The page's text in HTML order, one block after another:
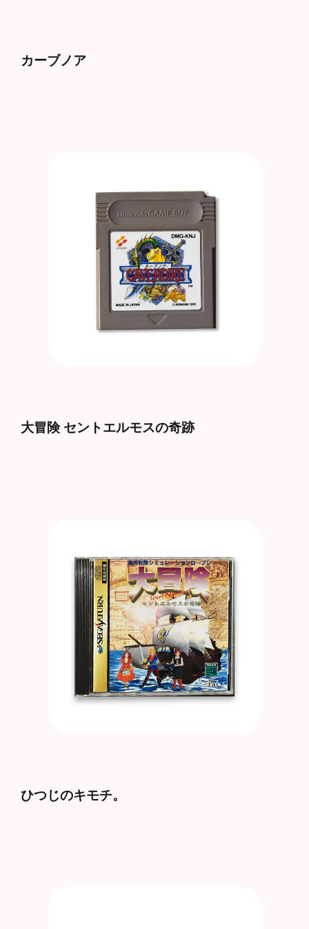
カーブノア
大冒険 セントエルモスの奇跡
ひつじのキモチ。